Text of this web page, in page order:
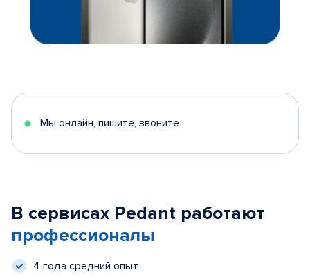
Мы онлайн, пишите, звоните
В сервисах Pedant работают
профессионалы
4 года средний опыт